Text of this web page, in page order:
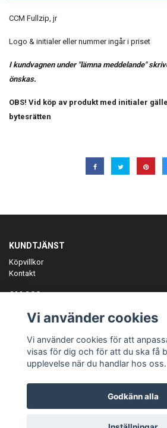
CCM Fullzip, jr
Logo & initialer eller nummer ingår i priset
I kundvagnen under "lämna meddelande"
önskas.
OBS! Vid köp av produkt med initialer
bytesrätten
KUNDTJÄNST
Köpvillkor
Kontakt
OM OSS
ANMÄL DIG TILL VÅRT NYHETSBREV
Vi använder cookies
Vi använder cookies för att
visas för dig och för att du ska få
upplevelse när du handlar hos oss.
Godkänn alla